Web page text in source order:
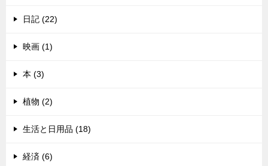
日記 (22)
映画 (1)
本 (3)
植物 (2)
生活と日用品 (18)
経済 (6)